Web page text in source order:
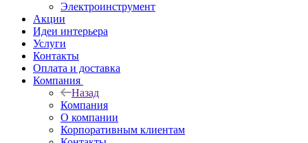
Электроинструмент
Акции
Идеи интерьера
Услуги
Контакты
Оплата и доставка
Компания
Назад
Компания
О компании
Корпоративным клиентам